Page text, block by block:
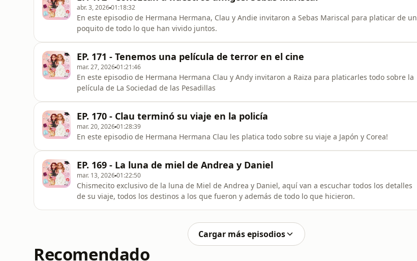
abr. 3, 202601:18:32
En este episodio de Hermana Hermana, Clau y Andie invitaron a Sebas Mariscal para platicar de un
poquito de todo lo que han vivido juntos.
EP. 171 - Tenemos una película de terror en el cine
mar. 27, 202601:21:46
En este episodio de Hermana Hermana Clau y Andy invitaron a Raiza para platicarles todo sobre la
película de La Sociedad de las Pesadillas
EP. 170 - Clau terminó su viaje en la policía
mar. 20, 202601:28:39
En este episodio de Hermana Hermana Clau les platica todo sobre su viaje a Japón y Corea!
EP. 169 - La luna de miel de Andrea y Daniel
mar. 13, 202601:22:50
Chismecito exclusivo de la luna de Miel de Andrea y Daniel, aquí van a escuchar todos los detalles
de su viaje, todos los destinos a los que fueron y además de todo lo que hicieron.
Cargar más episodios
Recomendado